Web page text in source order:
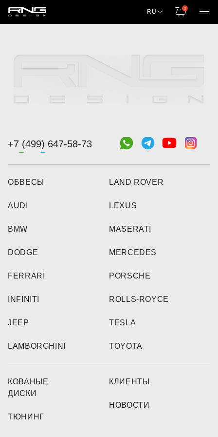
RU 0
+7 (499) 647-58-73
ОБВЕСЫ
AUDI
BMW
DODGE
FERRARI
INFINITI
JEEP
LAMBORGHINI
LAND ROVER
LEXUS
MASERATI
MERCEDES
PORSCHE
ROLLS-ROYCE
TESLA
TOYOTA
КОВАНЫЕ
ДИСКИ
ТЮНИНГ
КЛИЕНТЫ
НОВОСТИ